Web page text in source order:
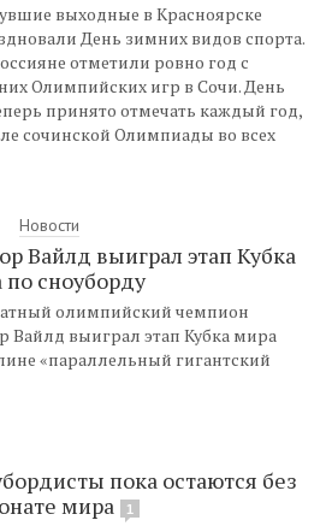
выходные в Красноярске
День зимних видов спорта.
отметили ровно год с
Олимпийских игр в Сочи. День
принято отмечать каждый год,
сочинской Олимпиады во всех
Новости
Вайлд выиграл этап Кубка
сноуборду
олимпийский чемпион
Вайлд выиграл этап Кубка мира
«параллельный гигантский
пока остаются без
мира
1